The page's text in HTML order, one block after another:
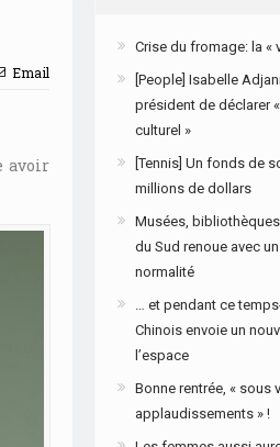
Email
avoir
Crise du fromage: la «
[People] Isabelle
président de déclarer «
culturel »
[Tennis] Un fonds de
millions de dollars
Musées,
du Sud renoue avec
normalité
… et pendant ce
Chinois envoie un
l’espace
Bonne rentrée, « sous
applaudissements » !